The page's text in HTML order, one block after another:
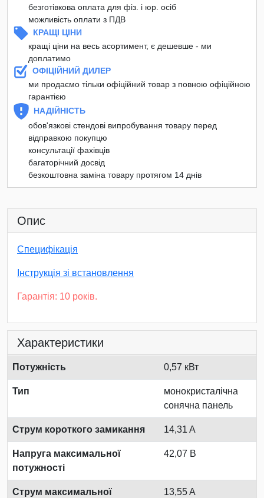
безготівкова оплата для фіз. і юр. осіб
можливість оплати з ПДВ
КРАЩІ ЦІНИ
кращі ціни на весь асортимент, є дешевше - ми
доплатимо
ОФІЦІЙНИЙ ДИЛЕР
ми продаємо тільки офіційний товар з повною офіційною
гарантією
НАДІЙНІСТЬ
обов'язкові стендові випробування товару перед
відправкою покупцю
консультації фахівців
багаторічний досвід
безкоштовна заміна товару протягом 14 днів
Опис
Специфікація
Інструкція зі встановлення
Гарантія: 10 років.
Характеристики
Потужність 0,57 кВт
Тип
монокристалічна
сонячна панель
Струм короткого замикання 14,31 A
Напруга максимальної
потужності
42,07 В
Струм максимальної
13,55 A